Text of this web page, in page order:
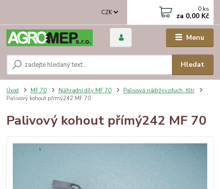
Menu
CZK
Hledat
0 ks
za 0,00 Kč
Úvod MF 70 Náhradní díly MF 70
Palivová nádrž+vzduch. filtr
Palivový kohout přímý242 MF 70
Palivový kohout přímý242 MF 70